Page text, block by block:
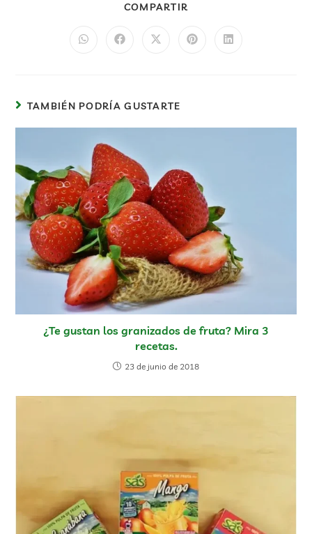
COMPARTIR
TAMBIÉN PODRÍA GUSTARTE
¿Te gustan los granizados de fruta? Mira 3
recetas.
23 de junio de 2018